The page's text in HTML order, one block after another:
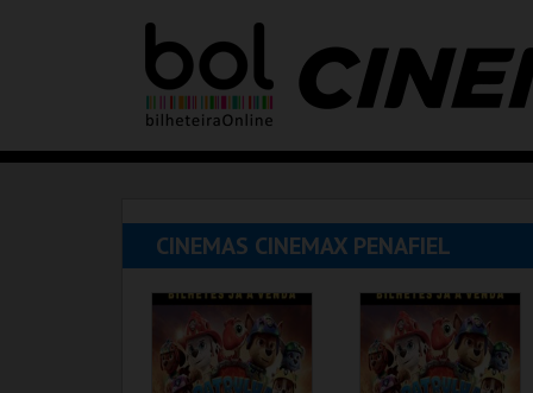
CINEMAS CINEMAX PENAFIEL